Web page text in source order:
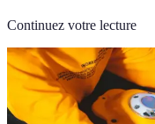
Continuez votre lecture